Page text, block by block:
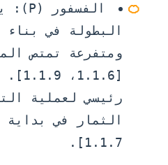
🍊 الفسفور (P):
البطولة في
ومتفرعة تمتص
رئيسي لعملية
1.1.7].